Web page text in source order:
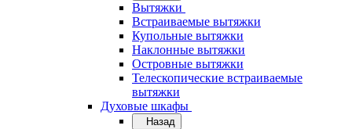
Вытяжки
Встраиваемые вытяжки
Купольные вытяжки
Наклонные вытяжки
Островные вытяжки
Телескопические встраиваемые
вытяжки
Духовые шкафы
Назад